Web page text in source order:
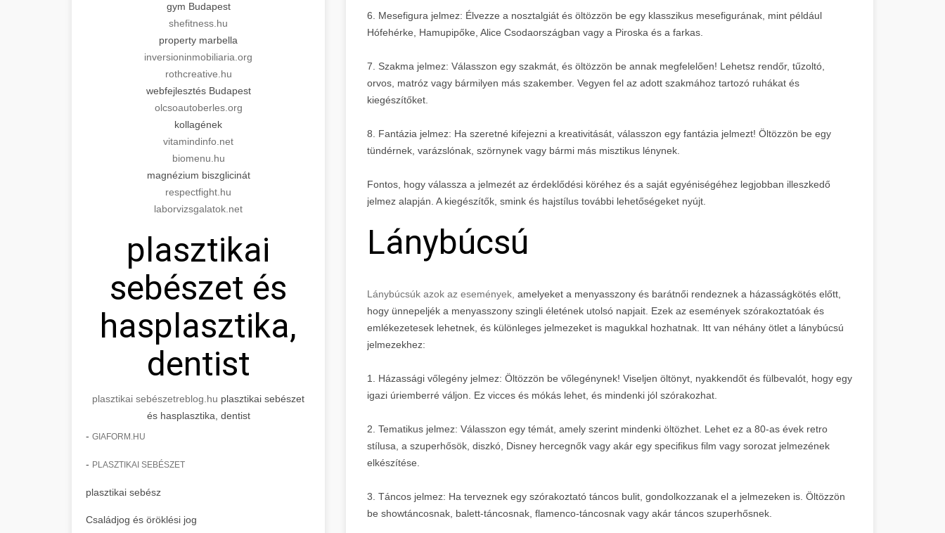
gym Budapest
shefitness.hu
property marbella
inversioninmobiliaria.org
rothcreative.hu
webfejlesztés Budapest
olcsoautoberles.org
kollagének
vitamindinfo.net
biomenu.hu
magnézium biszglicinát
respectfight.hu
laborvizsgalatok.net
plasztikai
sebészet és
hasplasztika,
dentist
plasztikai sebészetreblog.hu plasztikai sebészet
és hasplasztika, dentist
- GIAFORM.HU
- PLASZTIKAI SEBÉSZET
plasztikai sebész
Családjog és öröklési jog
6. Mesefigura jelmez: Élvezze a nosztalgiát és öltözzön be egy klasszikus mesefigurának, mint például
Hófehérke, Hamupipőke, Alice Csodaországban vagy a Piroska és a farkas.
7. Szakma jelmez: Válasszon egy szakmát, és öltözzön be annak megfelelően! Lehetsz rendőr, tűzoltó,
orvos, matróz vagy bármilyen más szakember. Vegyen fel az adott szakmához tartozó ruhákat és
kiegészítőket.
8. Fantázia jelmez: Ha szeretné kifejezni a kreativitását, válasszon egy fantázia jelmezt! Öltözzön be egy
tündérnek, varázslónak, szörnynek vagy bármi más misztikus lénynek.
Fontos, hogy válassza a jelmezét az érdeklődési köréhez és a saját egyéniségéhez legjobban illeszkedő
jelmez alapján. A kiegészítők, smink és hajstílus további lehetőségeket nyújt.
Lánybúcsú
Lánybúcsúk azok az események, amelyeket a menyasszony és barátnői rendeznek a házasságkötés előtt,
hogy ünnepeljék a menyasszony szingli életének utolsó napjait. Ezek az események szórakoztatóak és
emlékezetesek lehetnek, és különleges jelmezeket is magukkal hozhatnak. Itt van néhány ötlet a lánybúcsú
jelmezekhez:
1. Házassági vőlegény jelmez: Öltözzön be vőlegénynek! Viseljen öltönyt, nyakkendőt és fülbevalót, hogy egy
igazi úriemberré váljon. Ez vicces és mókás lehet, és mindenki jól szórakozhat.
2. Tematikus jelmez: Válasszon egy témát, amely szerint mindenki öltözhet. Lehet ez a 80-as évek retro
stílusa, a szuperhősök, diszkó, Disney hercegnők vagy akár egy specifikus film vagy sorozat jelmezének
elkészítése.
3. Táncos jelmez: Ha terveznek egy szórakoztató táncos bulit, gondolkozzanak el a jelmezeken is. Öltözzön
be showtáncosnak, balett-táncosnak, flamenco-táncosnak vagy akár táncos szuperhősnek.